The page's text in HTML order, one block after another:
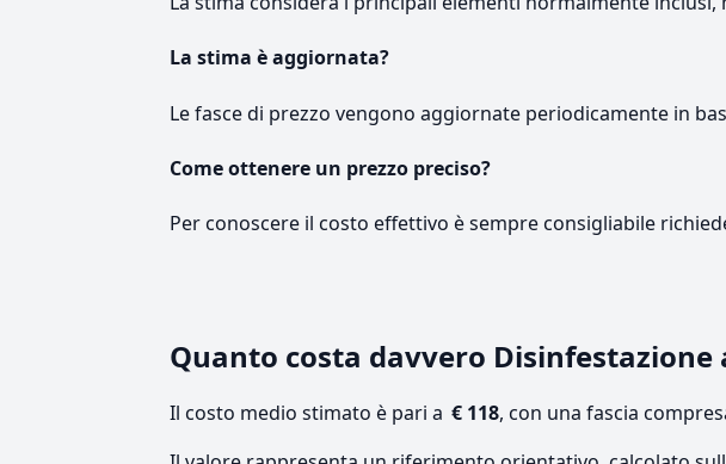
La stima è aggiornata?
Le fasce di prezzo vengono aggiornate periodicamente in
Come ottenere un prezzo preciso?
Per conoscere il costo effettivo è sempre consigliabile
Quanto costa davvero Disinfestazione
Il costo medio stimato è pari a € 118, con una fascia